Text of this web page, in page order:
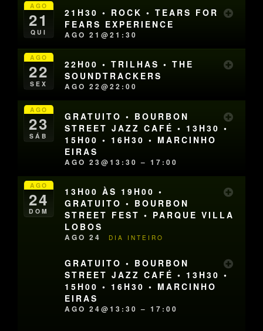
AGO
21
QUI
21H30 • ROCK • TEARS FOR
FEARS EXPERIENCE
AGO 21@21:30
AGO
22
SEX
22H00 • TRILHAS • THE
SOUNDTRACKERS
AGO 22@22:00
AGO
23
SÁB
GRATUITO • BOURBON
STREET JAZZ CAFÉ • 13H30 •
15H00 • 16H30 • MARCINHO
EIRAS
AGO 23@13:30 – 17:00
AGO
24
DOM
13H00 ÀS 19H00 •
GRATUITO • BOURBON
STREET FEST • PARQUE VILLA
LOBOS
AGO 24 DIA INTEIRO
GRATUITO • BOURBON
STREET JAZZ CAFÉ • 13H30 •
15H00 • 16H30 • MARCINHO
EIRAS
AGO 24@13:30 – 17:00